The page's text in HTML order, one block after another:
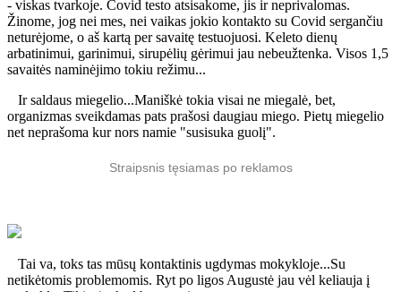
- viskas tvarkoje. Covid testo atsisakome, jis ir neprivalomas.
Žinome, jog nei mes, nei vaikas jokio kontakto su Covid sergančiu
neturėjome, o aš kartą per savaitę testuojuosi. Keleto dienų
arbatinimui, garinimui, sirupėlių gėrimui jau nebeužtenka. Visos 1,5
savaitės naminėjimo tokiu režimu...
Ir saldaus miegelio...Maniškė tokia visai ne miegalė, bet,
organizmas sveikdamas pats prašosi daugiau miego. Pietų miegelio
net neprašoma kur nors namie "susisuka guolį".
Straipsnis tęsiamas po reklamos
Tai va, toks tas mūsų kontaktinis ugdymas mokykloje...Su
netikėtomis problemomis. Ryt po ligos Augustė jau vėl keliauja į